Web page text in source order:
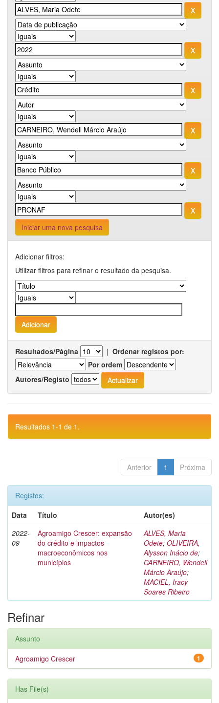
Iniciar uma nova pesquisa
Adicionar filtros:
Utilizar filtros para refinar o resultado da pesquisa.
Resultados/Página | Ordenar registos por:
Por ordem
Autores/Registo
Resultados 1-1 de 1.
Anterior 1 Próxima
Registos:
Data
Título
Autor(es)
2022-
09
Agroamigo Crescer: expansão
do crédito e impactos
macroeconômicos nos
municípios
ALVES, Maria
Odete; OLIVEIRA,
Alysson Inácio de;
CARNEIRO, Wendell
Márcio Araújo;
MACIEL, Iracy
Soares Ribeiro
Refinar
Assunto
1
Agroamigo Crescer
Has File(s)